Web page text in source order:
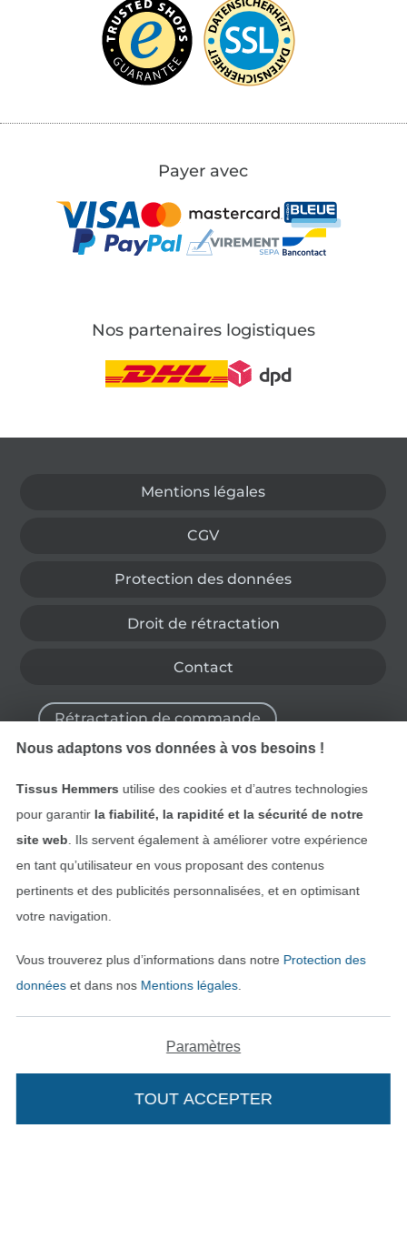
Ajouter à mon panier
Payer avec
Nos partenaires logistiques
Mentions légales
CGV
Protection des données
Droit de rétractation
Contact
Rétractation de commande
Deutsch
Nederlands
Passer à la boutique
Nous adaptons vos données à vos besoins !
Tissus Hemmers utilise des cookies et d’autres technologies
pour garantir la fiabilité, la rapidité et la sécurité de notre
site web . Ils servent également à améliorer votre expérience
en tant qu’utilisateur en vous proposant des contenus
pertinents et des publicités personnalisées, et en optimisant
votre navigation.
Vous trouverez plus d’informations dans notre Protection des
donnéeset dans nos Mentions légales.
Paramètres
TOUT ACCEPTER